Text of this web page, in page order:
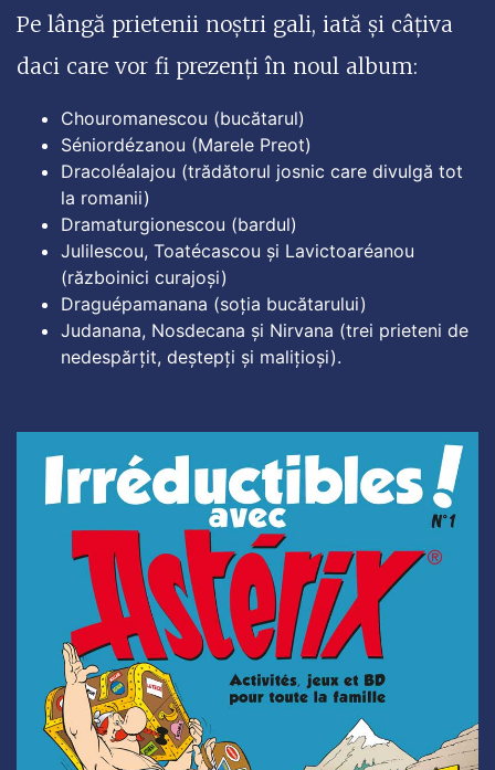
Pe lângă prietenii noștri gali, iată și câțiva
daci care vor fi prezenți în noul album:
Chouromanescou (bucătarul)
Séniordézanou (Marele Preot)
Dracoléalajou (trădătorul josnic care divulgă tot
la romanii)
Dramaturgionescou (bardul)
Julilescou, Toatécascou și Lavictoaréanou
(războinici curajoși)
Draguépamanana (soția bucătarului)
Judanana, Nosdecana și Nirvana (trei prieteni de
nedespărțit, deștepți și malițioși).